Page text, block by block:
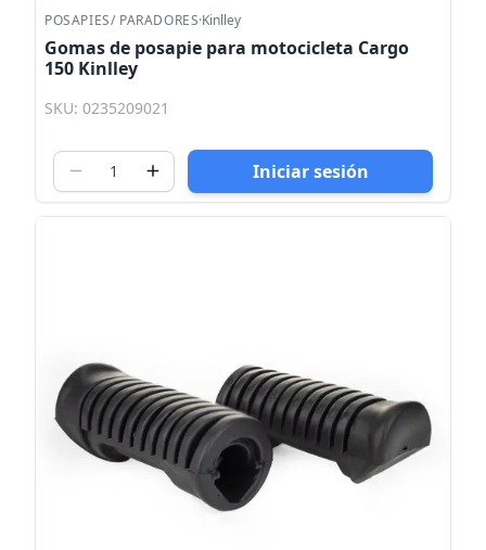
POSAPIES/ PARADORES·Kinlley
Gomas de posapie para motocicleta Cargo
150 Kinlley
SKU: 0235209021
Iniciar sesión